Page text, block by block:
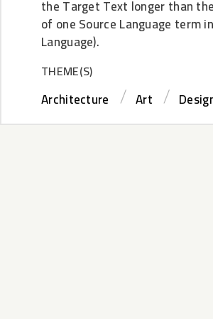
the Target Text longer than
of one Source Language term
Language).
THEME(S)
Architecture Art